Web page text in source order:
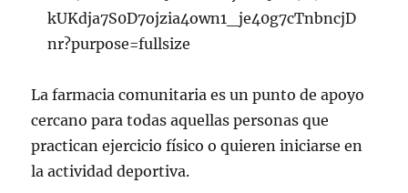
La farmacia comunitaria es un punto de apoyo
cercano para todas aquellas personas que
practican ejercicio físico o quieren iniciarse en
la actividad deportiva.